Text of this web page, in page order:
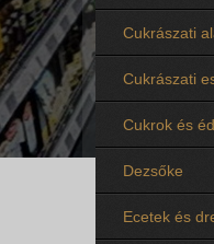
Cukrászati
Cukrászati
Cukrok és
Dezsőke
Ecetek és